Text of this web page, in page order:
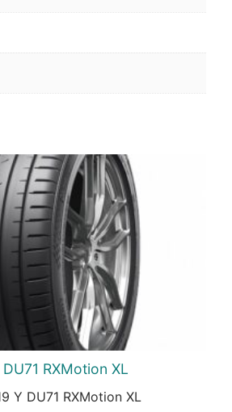
RXMotion XL
Y DU71 RXMotion XL